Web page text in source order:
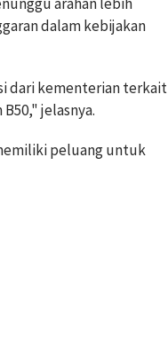
arahan lebih
dalam kebijakan
dari kementerian terkait
jelasnya.
peluang untuk